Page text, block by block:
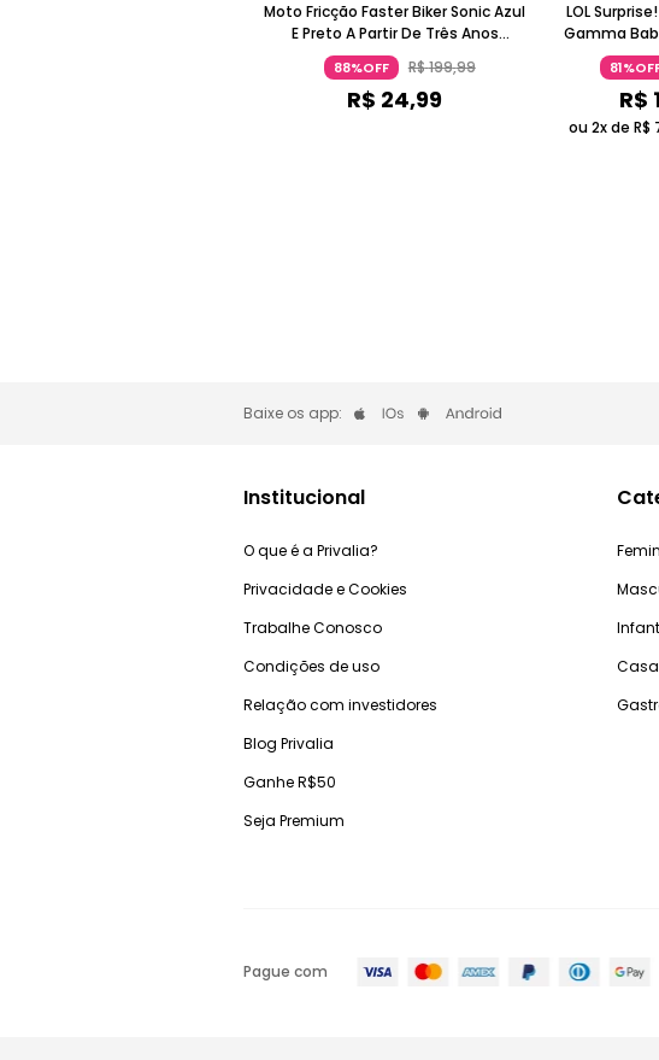
Moto Fricção Faster Biker Sonic Azul
E Preto A Partir De Três Anos
Candide
88%OFF R$199,99
R$ 24,99
LOL
Gamma
Científica
R$
ou 2x de R$
Baixe os app:
Institucional
O que é a Privalia?
Privacidade e Cookies
Trabalhe Conosco
Condições de uso
Relação com investidores
Blog Privalia
Ganhe R$50
Seja Premium
Pague com